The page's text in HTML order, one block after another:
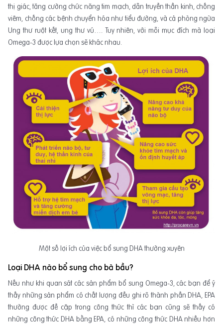
thị giác, tăng cường chức năng tim mạch, dẫn truyền thần kinh, chống
viêm, chống các bệnh chuyển hóa như tiểu đường, và cả phòng ngừa
Ung thư ruột kết, ung thư vú…. Tuy nhiên, với mỗi mục đích mà loại
Omega-3 được lựa chọn sẽ khác nhau.
Một số lợi ích của việc bổ sung DHA thường xuyên
Loại DHA nào bổ sung cho bà bầu?
Nếu như khi quan sát các sản phẩm bổ sung Omega-3, các bạn để ý
thấy những sản phẩm có chất lượng đều ghi rõ thành phần DHA, EPA
thường được đề cập trong công thức thì các bạn cũng sẽ thấy có
những công thức DHA bằng EPA, có những công thức DHA nhiều hơn